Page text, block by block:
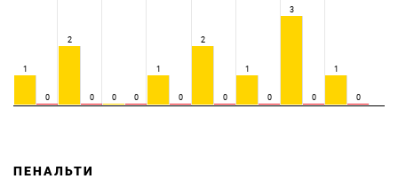
1
0
2
0 0 0
1
0
2
0
1
0
3
0
1
0
ПЕНАЛЬТИ